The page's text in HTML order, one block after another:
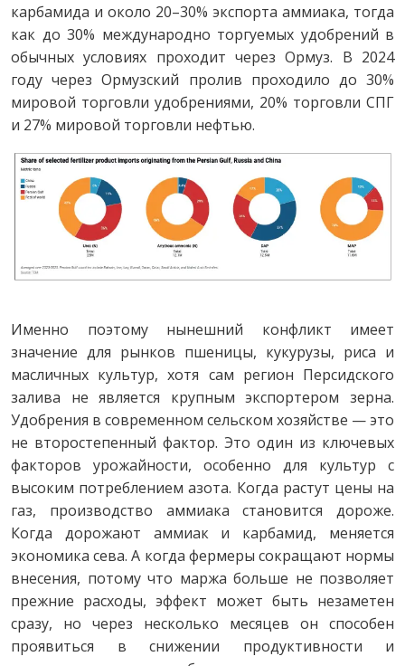
карбамида и около 20–30% экспорта аммиака, тогда
как до 30% международно торгуемых удобрений в
обычных условиях проходит через Ормуз. В 2024
году через Ормузский пролив проходило до 30%
мировой торговли удобрениями, 20% торговли СПГ
и 27% мировой торговли нефтью.
Именно поэтому нынешний конфликт имеет
значение для рынков пшеницы, кукурузы, риса и
масличных культур, хотя сам регион Персидского
залива не является крупным экспортером зерна.
Удобрения в современном сельском хозяйстве — это
не второстепенный фактор. Это один из ключевых
факторов урожайности, особенно для культур с
высоким потреблением азота. Когда растут цены на
газ, производство аммиака становится дороже.
Когда дорожают аммиак и карбамид, меняется
экономика сева. А когда фермеры сокращают нормы
внесения, потому что маржа больше не позволяет
прежние расходы, эффект может быть незаметен
сразу, но через несколько месяцев он способен
проявиться в снижении продуктивности и